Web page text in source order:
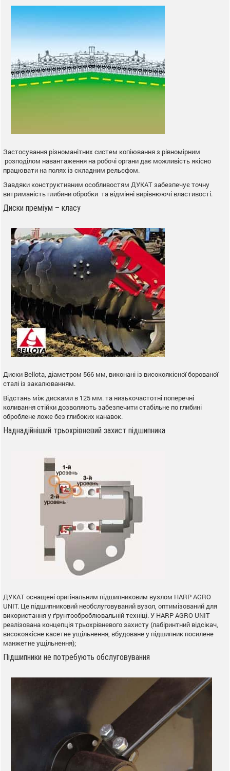
Застосування різноманітних систем копіювання з рівномірним
розподілом навантаження на робочі органи дає можливість якісно
працювати на полях із складним рельєфом.
Завдяки конструктивним особливостям ДУКАТ забезпечує точну
витриманість глибини обробки та відмінні вирівнюючі властивості.
Диски преміум – класу
Диски Веllota, діаметром 566 мм, виконані із високоякісної борованої
сталі із закалюванням.
Відстань між дисками в 125 мм. та низькочастотні поперечні
коливання стійки дозволяють забезпечити стабільне по глибині
оброблене ложе без глибоких канавок.
Наднадійніший трьохрівневий захист підшипника
ДУКАТ оснащені оригінальним підшипниковим вузлом HARP AGRO
UNIT. Це підшипниковий необслуговуваний вузол, оптимізований для
використання у ґрунтооброблювальній техніці. У HARP AGRO UNIT
реалізована концепція трьохрівневого захисту (лабіринтний відсікач,
високоякісне касетне ущільнення, вбудоване у підшипник посилене
манжетне ущільнення);
Підшипники не потребують обслуговування